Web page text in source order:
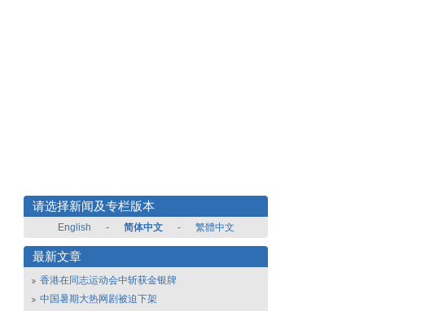
请选择新闻及专栏版本
English - 简体中文 - 繁體中文
最新文章
香港在同志运动会中斩获金银牌
中国暑期大热网剧被迫下架